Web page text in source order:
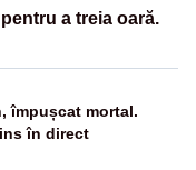
a treia oară.
împușcat mortal.
în direct